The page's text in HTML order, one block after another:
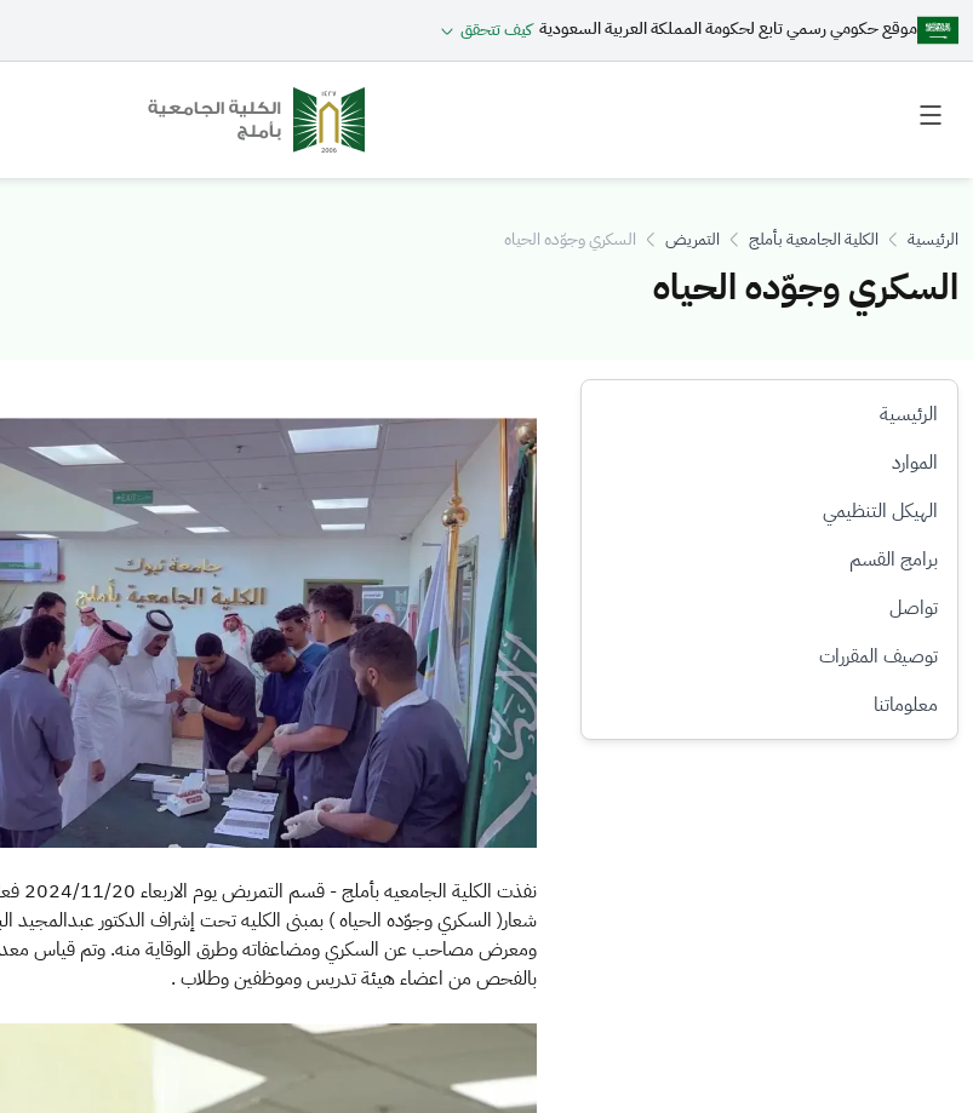
موقع حكومي رسمي تابع لحكومة المملكة العربية السعودية كيف تتحقق
Toggle
menu
Toggle
menu
الرئيسية الكلية الجامعية بأملج التمريض السكري وجوّده الحياه
السكري وجوّده الحياه
الرئيسية
الموارد
الهيكل التنظيمي
برامج القسم
تواصل
توصيف المقررات
معلوماتنا
الصورة
نفذت
شعار( السكري وجوّده الحياه ) بمبنى الكليه تحت إشراف الدكتور عبدالمجيد
ومعرض مصاحب عن السكري ومضاعفاته وطرق الوقاية منه. وتم قياس
بالفحص من اعضاء هيئة تدريس وموظفين وطلاب .